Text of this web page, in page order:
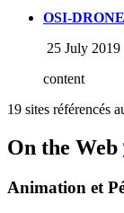
OSI-
25 July 2019
content
19 sites référencés
On the Web
Animation et